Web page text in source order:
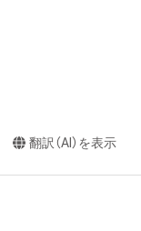
翻訳（AI）を表示